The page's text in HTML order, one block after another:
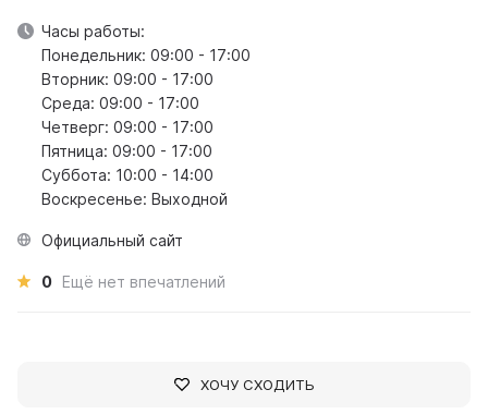
Часы работы:
Понедельник: 09:00 - 17:00
Вторник: 09:00 - 17:00
Среда: 09:00 - 17:00
Четверг: 09:00 - 17:00
Пятница: 09:00 - 17:00
Суббота: 10:00 - 14:00
Воскресенье: Выходной
Официальный сайт
0 Ещё нет впечатлений
ХОЧУ СХОДИТЬ